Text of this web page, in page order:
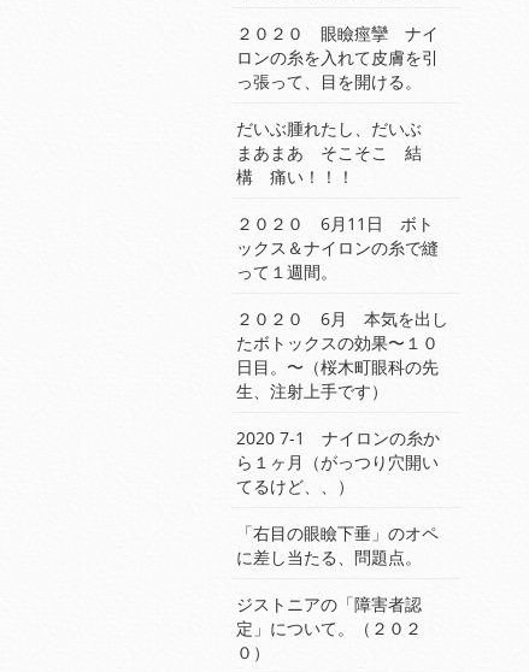
２０２０ 眼瞼痙攣 ナイ
ロンの糸を入れて皮膚を引
っ張って、目を開ける。
だいぶ腫れたし、だいぶ
まあまあ そこそこ 結
構 痛い！！！
２０２０ 6月11日 ボト
ックス＆ナイロンの糸で縫
って１週間。
２０２０ 6月 本気を出し
たボトックスの効果〜１０
日目。〜（桜木町眼科の先
生、注射上手です）
2020 7-1 ナイロンの糸か
ら１ヶ月（がっつり穴開い
てるけど、、）
「右目の眼瞼下垂」のオペ
に差し当たる、問題点。
ジストニアの「障害者認
定」について。（２０２
０）